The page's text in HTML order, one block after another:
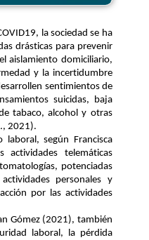
, l a sociedad se ha
drásticas para prevenir
aislamiento domiciliario,
el temor por contraer la enfermedad y la incertidumbre
en sentimientos de
suicidas, baja
tabaco, alcohol y otras
2021).
Particularmente, en el ámbito laboral, según Francisca
actividades telemáticas
s, potenciadas
personales y
por las actividades
Gómez (2021),
laboral, la pérdida